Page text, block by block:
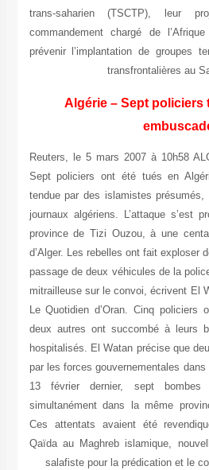
trans-saharien (TSCTP), leur
commandement chargé de
prévenir l’implantation de groupes
transfrontalières au
Algérie – Sept policiers
Reuters, le 5 mars 2007 à 10h58
Sept policiers ont été tués en
tendue par des islamistes présumés,
journaux algériens. L’attaque s’est
province de Tizi Ouzou, à une
d’Alger. Les rebelles ont fait exploser
passage de deux véhicules de la
mitrailleuse sur le convoi, écrivent El
Le Quotidien d’Oran. Cinq
deux autres ont succombé à leurs
hospitalisés. El Watan précise que
par les forces gouvernementales
13 février dernier, sept bombes
simultanément dans la même
Ces attentats avaient été
Qaïda au Maghreb islamique,
salafiste pour la prédication et le